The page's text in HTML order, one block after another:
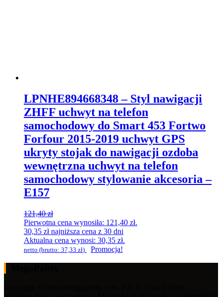
LPNHE894668348 – Styl nawigacji
ZHFF uchwyt na telefon
samochodowy do Smart 453 Fortwo
Forfour 2015-2019 uchwyt GPS
ukryty stojak do nawigacji ozdoba
wewnętrzna uchwyt na telefon
samochodowy stylowanie akcesoria –
E157
121,40zł
Pierwotna cena wynosiła: 121,40 zł.
30,35 złnajniższa cena z 30 dni
Aktualna cena wynosi: 30,35 zł.
netto (brutto: 37,33 zł) Promocja!